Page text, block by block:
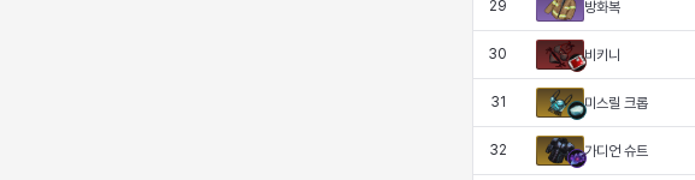
29 방화복
30 비키니
31 미스릴 크롭
32 가디언 슈트